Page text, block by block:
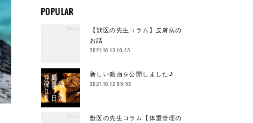
POPULAR
【獣医の先生コラム】皮膚病の
お話
2021.10.13 10:43
新しい動画を公開しました♪
2021.10.12 05:53
獣医の先生コラム【体重管理の